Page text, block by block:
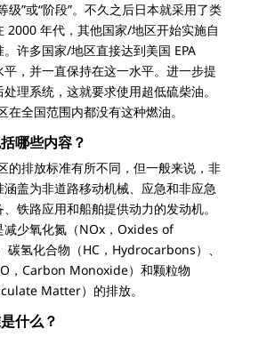
级”或“阶段”。不久之后日本就采用了类
2000 年代，其他国家/地区开始实施自
许多国家/地区直接达到美国 EPA
，并一直保持在这一水平。进一步提
理系统，这就要求使用超低硫柴油。
在全国范围内都没有这种燃油。
哪些内容？
的排放标准有所不同，但一般来说，非
盖为非道路移动机械、应急和非应急
铁路应用和船舶提供动力的发动机。
减少氧化氮（NOx，Oxides of
氢化合物（HC，Hydrocarbons）、
，Carbon Monoxide）和颗粒物
Matter）的排放。
什么？